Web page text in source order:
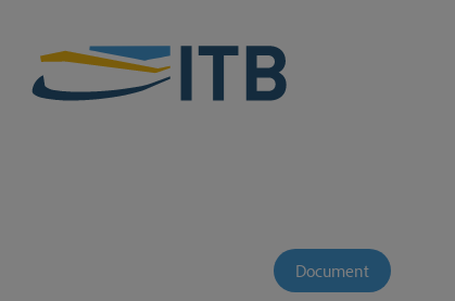
Document